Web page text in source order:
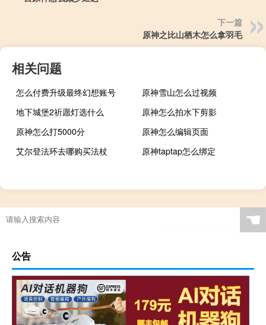
下一篇
原神之比山栖木怎么拿羽毛
相关问题
怎么付费升级最终幻想账号
原神雪山怎么过视频
地下城堡2祈愿灯选什么
原神怎么拍水下剪影
原神怎么打5000分
原神怎么编辑页面
艾尔登法环去哪购买法杖
原神taptap怎么绑定
☚
公告